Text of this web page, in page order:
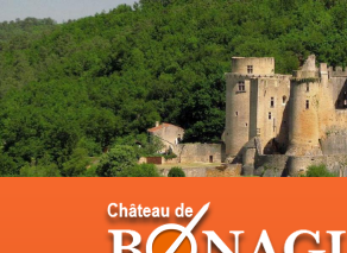
Jump to navigation